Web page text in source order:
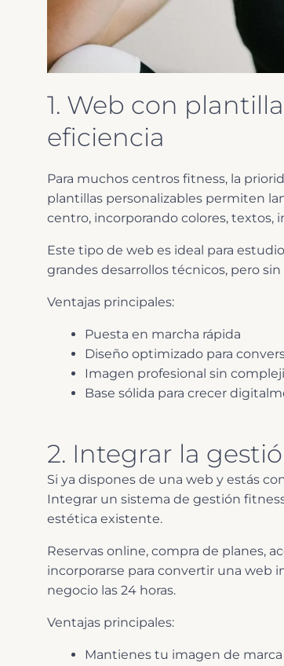
1. Web con
eficiencia
Para muchos centros fitness, la
plantillas personalizables permiten
centro, incorporando colores, textos,
Este tipo de web es ideal para
grandes desarrollos técnicos, pero
Ventajas principales:
Puesta en marcha rápida
Diseño optimizado para
Imagen profesional sin
Base sólida para crecer
2. Integrar la
Si ya dispones de una web y estás
Integrar un sistema de gestión
estética existente.
Reservas online, compra de planes,
incorporarse para convertir una web
negocio las 24 horas.
Ventajas principales:
Mantienes tu imagen de marca